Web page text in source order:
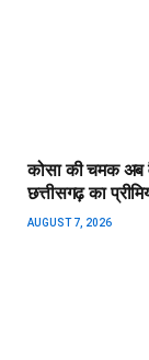
कोसा की चमक अब
छत्तीसगढ़ का
AUGUST 7, 2026